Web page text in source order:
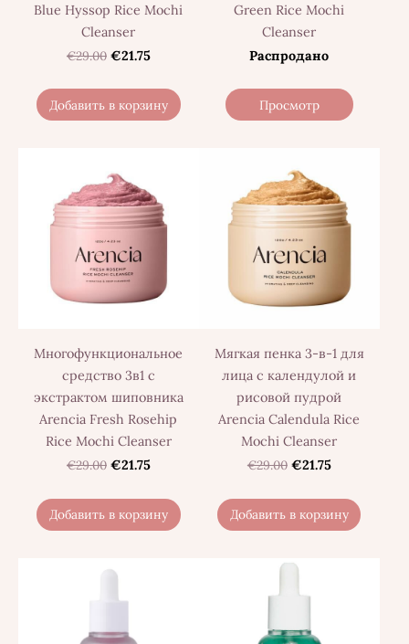
Blue Hyssop Rice Mochi
Cleanser
€29.00 €21.75
Добавить в корзину
Green Rice Mochi
Cleanser
Распродано
Просмотр
Многофункциональное
средство 3в1 с
экстрактом шиповника
Arencia Fresh Rosehip
Rice Mochi Cleanser
€29.00 €21.75
Добавить в корзину
Мягкая пенка 3-в-1 для
лица с календулой и
рисовой пудрой
Arencia Calendula Rice
Mochi Cleanser
€29.00 €21.75
Добавить в корзину